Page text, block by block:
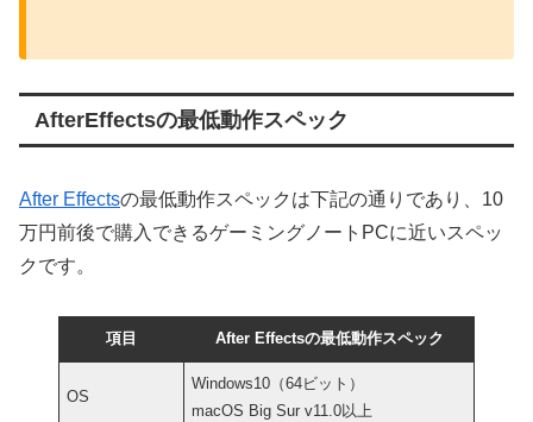
AfterEffectsの最低動作スペック
After Effectsの最低動作スペックは下記の通りであり、10
万円前後で購入できるゲーミングノートPCに近いスペッ
クです。
項目 After Effectsの最低動作スペック
OS
Windows10（64ビット）
macOS Big Sur v11.0以上